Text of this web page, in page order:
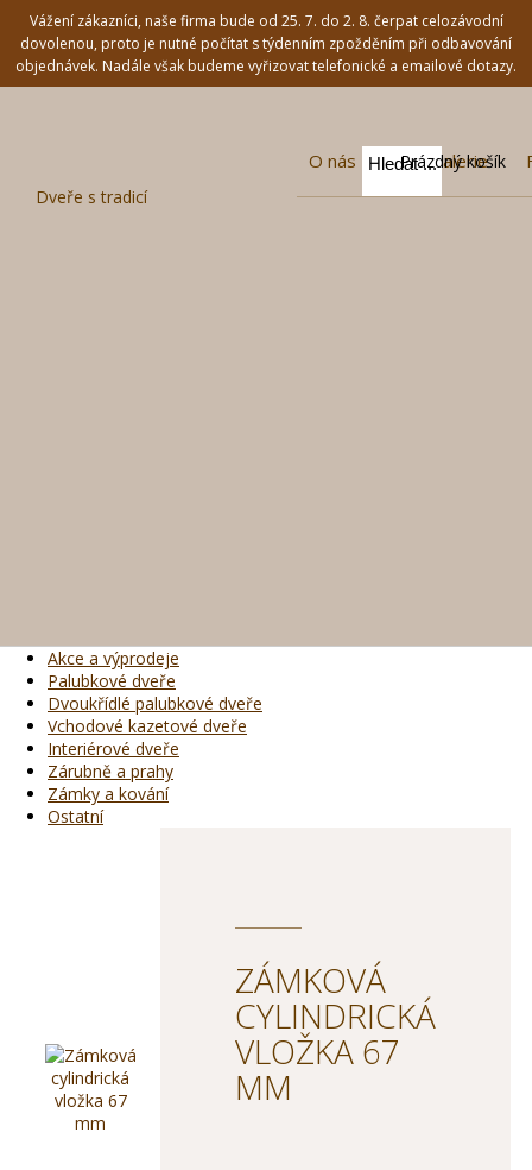
Vážení zákazníci, naše firma bude od 25. 7. do 2. 8. čerpat celozávodní
dovolenou, proto je nutné počítat s týdenním zpožděním při odbavování
objednávek. Nadále však budeme vyřizovat telefonické a emailové dotazy.
Dveře s tradicí
O nás Fotogalerie
Prázdný košík
Akce a výprodeje
Palubkové dveře
Dvoukřídlé palubkové dveře
Vchodové kazetové dveře
Interiérové dveře
Zárubně a prahy
Zámky a kování
Ostatní
ZÁMKOVÁ
CYLINDRICKÁ
VLOŽKA 67
MM